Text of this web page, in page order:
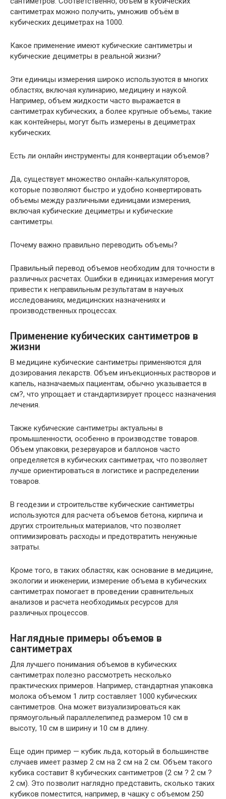
сантиметрах можно получить, умножив объём в
кубических дециметрах на 1000.
Какое применение имеют кубические сантиметры и
кубические дециметры в реальной жизни?
Эти единицы измерения широко используются в многих
областях, включая кулинарию, медицину и наукой.
Например, объем жидкости часто выражается в
сантиметрах кубических, а более крупные объемы, такие
как контейнеры, могут быть измерены в дециметрах
кубических.
Есть ли онлайн инструменты для конвертации объемов?
Да, существует множество онлайн-калькуляторов,
которые позволяют быстро и удобно конвертировать
объемы между различными единицами измерения,
включая кубические дециметры и кубические
сантиметры.
Почему важно правильно переводить объемы?
Правильный перевод объемов необходим для точности в
различных расчетах. Ошибки в единицах измерения могут
привести к неправильным результатам в научных
исследованиях, медицинских назначениях и
производственных процессах.
Применение кубических сантиметров в
жизни
В медицине кубические сантиметры применяются для
дозирования лекарств. Объем инъекционных растворов и
капель, назначаемых пациентам, обычно указывается в
см?, что упрощает и стандартизирует процесс назначения
лечения.
Также кубические сантиметры актуальны в
промышленности, особенно в производстве товаров.
Объем упаковки, резервуаров и баллонов часто
определяется в кубических сантиметрах, что позволяет
лучше ориентироваться в логистике и распределении
товаров.
В геодезии и строительстве кубические сантиметры
используются для расчета объемов бетона, кирпича и
других строительных материалов, что позволяет
оптимизировать расходы и предотвратить ненужные
затраты.
Кроме того, в таких областях, как основание в медицине,
экологии и инженерии, измерение объема в кубических
сантиметрах помогает в проведении сравнительных
анализов и расчета необходимых ресурсов для
различных процессов.
Наглядные примеры объемов в
сантиметрах
Для лучшего понимания объемов в кубических
сантиметрах полезно рассмотреть несколько
практических примеров. Например, стандартная упаковка
молока объемом 1 литр составляет 1000 кубических
сантиметров. Она может визуализироваться как
прямоугольный параллелепипед размером 10 см в
высоту, 10 см в ширину и 10 см в длину.
Еще один пример — кубик льда, который в большинстве
случаев имеет размер 2 см на 2 см на 2 см. Объем такого
кубика составит 8 кубических сантиметров (2 см ? 2 см ?
2 см). Это позволит наглядно представить, сколько таких
кубиков поместится, например, в чашку с объемом 250